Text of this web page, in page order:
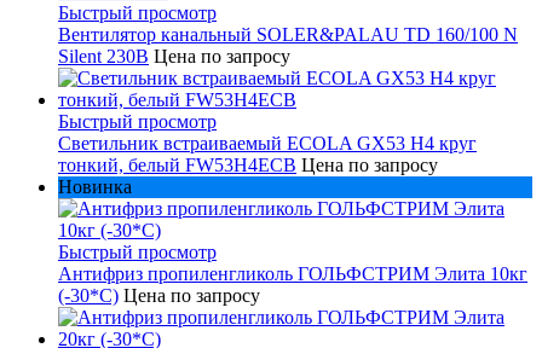
Быстрый просмотр
Вентилятор канальный SOLER&PALAU TD 160/100 N
Silent 230В Цена по запросу
Быстрый просмотр
Светильник встраиваемый ECOLA GX53 H4 круг
тонкий, белый FW53H4ECB Цена по запросу
Новинка
Быстрый просмотр
Антифриз пропиленгликоль ГОЛЬФСТРИМ Элита 10кг
(-30*С) Цена по запросу